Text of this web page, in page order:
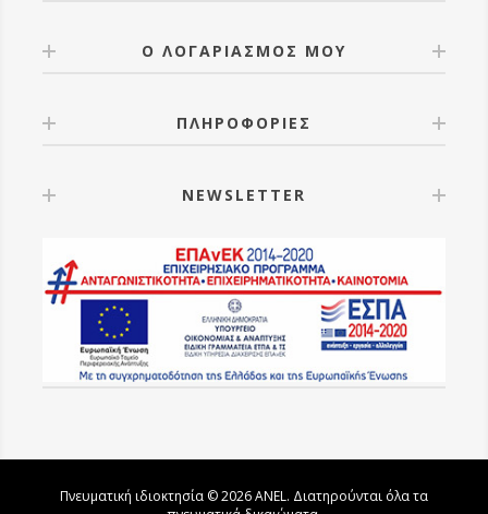
Ο ΛΟΓΑΡΙΑΣΜΟΣ ΜΟΥ
ΠΛΗΡΟΦΟΡΙΕΣ
NEWSLETTER
Πνευματική ιδιοκτησία © 2026 ANEL. Διατηρούνται όλα τα